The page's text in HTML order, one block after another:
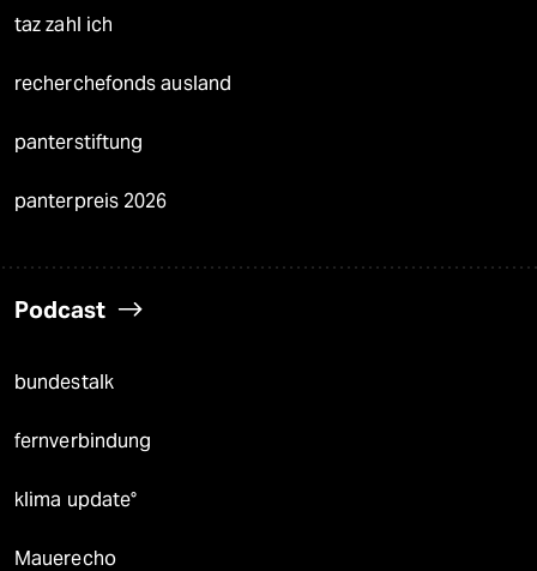
taz zahl ich
recherchefonds ausland
panterstiftung
panterpreis 2026
Podcast
bundestalk
fernverbindung
klima update°
Mauerecho